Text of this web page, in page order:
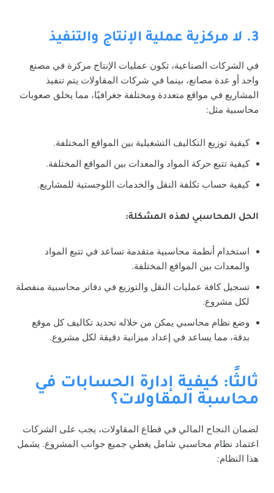
3. لا مركزية عملية الإنتاج والتنفيذ
في الشركات الصناعية، تكون عمليات الإنتاج مركزة في مصنع
واحد أو عدة مصانع، بينما في شركات المقاولات يتم تنفيذ
المشاريع في مواقع متعددة ومختلفة جغرافيًا، مما يخلق صعوبات
محاسبية مثل:
كيفية توزيع التكاليف التشغيلية بين المواقع المختلفة.
كيفية تتبع حركة المواد والمعدات بين المواقع المختلفة.
كيفية حساب تكلفة النقل والخدمات اللوجستية للمشاريع.
الحل المحاسبي لهذه المشكلة:
استخدام أنظمة محاسبية متقدمة تساعد في تتبع المواد
والمعدات بين المواقع المختلفة.
تسجيل كافة عمليات النقل والتوزيع في دفاتر محاسبية منفصلة
لكل مشروع.
وضع نظام محاسبي يمكن من خلاله تحديد تكاليف كل موقع
بدقة، مما يساعد في إعداد ميزانية دقيقة لكل مشروع.
ثالثًا: كيفية إدارة الحسابات في
محاسبة المقاولات؟
لضمان النجاح المالي في قطاع المقاولات، يجب على الشركات
اعتماد نظام محاسبي شامل يغطي جميع جوانب المشروع. يشمل
هذا النظام: